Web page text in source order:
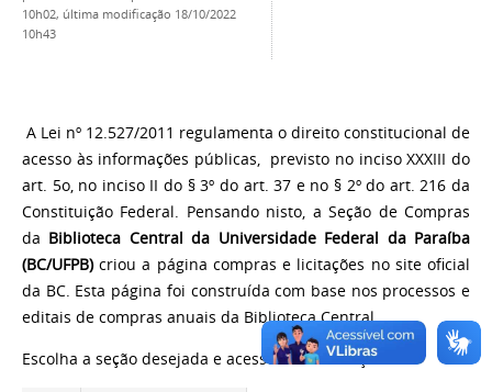
10h02, última modificação 18/10/2022
10h43
A Lei nº 12.527/2011 regulamenta o direito constitucional de
acesso às informações públicas, previsto no inciso XXXIII do
art. 5o, no inciso II do § 3º do art. 37 e no § 2º do art. 216 da
Constituição Federal. Pensando nisto, a Seção de Compras
da Biblioteca Central da Universidade Federal da Paraíba
(BC/UFPB)criou a página compras e licitações no site oficial
da BC. Esta página foi construída com base nos processos e
editais de compras anuais da Biblioteca Central.
Escolha a seção desejada e acesse as informações.